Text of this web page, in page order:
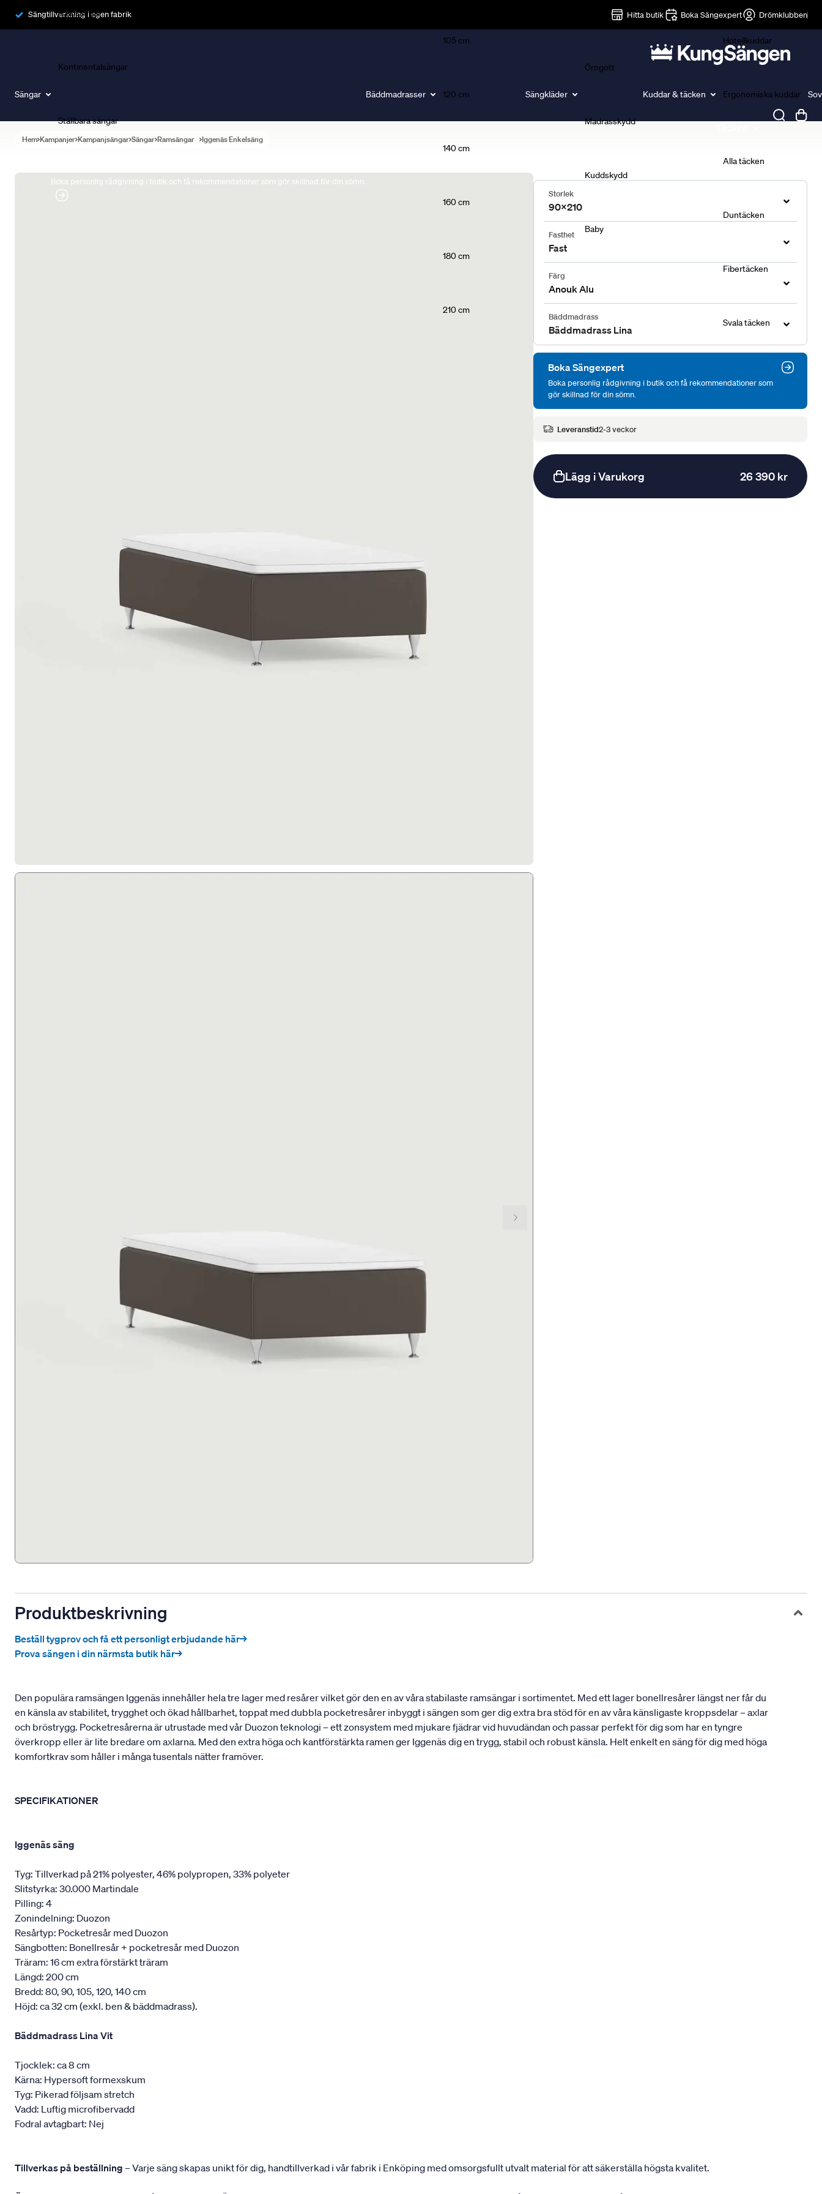
Sängtillverkning i egen fabrik Hitta butik Boka Sängexpert Drömklubben
Sängar
Ramsängar
Kontinentalsängar
Ställbara sängar
Boka personlig rådgivning i butik och få rekommendationer som gör skillnad för din sömn.
Bäddmadrasser
105 cm
120 cm
140 cm
160 cm
180 cm
210 cm
Sängkläder
Örngott
Madrasskydd
Kuddskydd
Baby
Kuddar & täcken
Hotellkuddar
Ergonomiska kuddar
Alla täcken
Duntäcken
Fibertäcken
Svala täcken
Hem Kampanjer Kampanjsängar Sängar Ramsängar Iggenäs Enkelsäng
Storlek
90x210
Fasthet
Fast
Färg
Anouk Alu
Bäddmadrass
Bäddmadrass Lina
Boka Sängexpert
Boka personlig rådgivning i butik och få rekommendationer som
gör skillnad för din sömn.
Leveranstid2-3 veckor
Lägg i Varukorg 26 390 kr
Produktbeskrivning
Beställ tygprov och få ett personligt erbjudande här→
Prova sängen i din närmsta butik här→
Den populära ramsängen Iggenäs innehåller hela tre lager med resårer vilket gör den en av våra stabilaste ramsängar i sortimentet. Med ett lager bonellresårer längst ner får du
en känsla av stabilitet, trygghet och ökad hållbarhet, toppat med dubbla pocketresårer inbyggt i sängen som ger dig extra bra stöd för en av våra känsligaste kroppsdelar – axlar
och bröstrygg. Pocketresårerna är utrustade med vår Duozon teknologi – ett zonsystem med mjukare fjädrar vid huvudändan och passar perfekt för dig som har en tyngre
överkropp eller är lite bredare om axlarna. Med den extra höga och kantförstärkta ramen ger Iggenäs dig en trygg, stabil och robust känsla. Helt enkelt en säng för dig med höga
komfortkrav som håller i många tusentals nätter framöver.
SPECIFIKATIONER
Iggenäs säng
Tyg: Tillverkad på 21% polyester, 46% polypropen, 33% polyeter
Slitstyrka: 30.000 Martindale
Pilling: 4
Zonindelning: Duozon
Resårtyp: Pocketresår med Duozon
Sängbotten: Bonellresår + pocketresår med Duozon
Träram: 16 cm extra förstärkt träram
Längd: 200 cm
Bredd: 80, 90, 105, 120, 140 cm
Höjd: ca 32 cm (exkl. ben & bäddmadrass).
Bäddmadrass Lina Vit
Tjocklek: ca 8 cm
Kärna: Hypersoft formexskum
Tyg: Pikerad följsam stretch
Vadd: Luftig microfibervadd
Fodral avtagbart: Nej
Tillverkas på beställning – Varje säng skapas unikt för dig, handtillverkad i vår fabrik i Enköping med omsorgsfullt utvalt material för att säkerställa högsta kvalitet.